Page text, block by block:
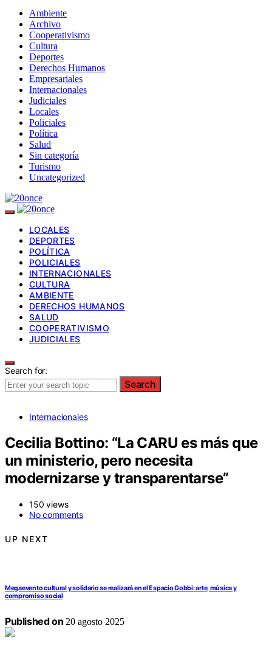
Ambiente
Archivo
Cooperativismo
Cultura
Deportes
Derechos Humanos
Empresariales
Internacionales
Judiciales
Locales
Policiales
Política
Salud
Sin categoría
Turismo
Uncategorized
LOCALES
DEPORTES
POLÍTICA
POLICIALES
INTERNACIONALES
CULTURA
AMBIENTE
DERECHOS HUMANOS
SALUD
COOPERATIVISMO
JUDICIALES
Search for:
Search
Internacionales
Cecilia Bottino: “La CARU es más que
un ministerio, pero necesita
modernizarse y transparentarse”
150 views
No comments
UP NEXT
Megaevento cultural y solidario se realizará en el Espacio Gobbi: arte, música y
compromiso social
Published on 20 agosto 2025